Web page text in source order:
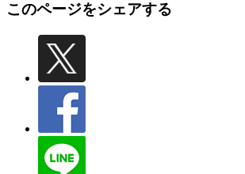
このページをシェアする